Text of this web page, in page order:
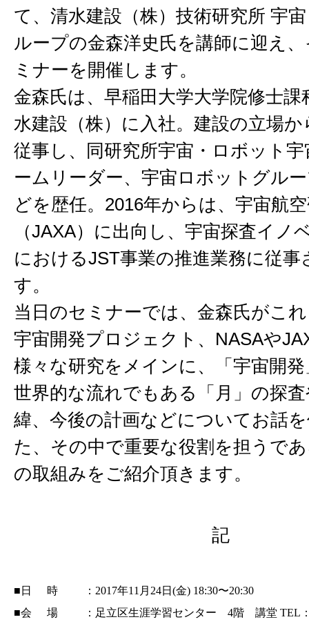
て、清水建設（株）技術研究所 宇
ループの金森洋史氏を講師に迎え
ミナーを開催します。
金森氏は、早稲田大学大学院修士課
水建設（株）に入社。建設の立場
従事し、同研究所宇宙・ロボット
ームリーダー、宇宙ロボットグル
どを歴任。2016年からは、宇宙航
（JAXA）に出向し、宇宙探査イノ
におけるJST事業の推進業務に従事
す。
当日のセミナーでは、金森氏がこ
宇宙開発プロジェクト、NASAや
様々な研究をメインに、「宇宙開
世界的な流れでもある「月」の探
緯、今後の計画などについてお話
た、その中で重要な役割を担うで
の取組みをご紹介頂きます。
記
■ 日時 ： 2017年11 月 24日 (金) 18:30〜20:30
■会場 ： 足立区生涯学習センター 4階 講堂 TEL